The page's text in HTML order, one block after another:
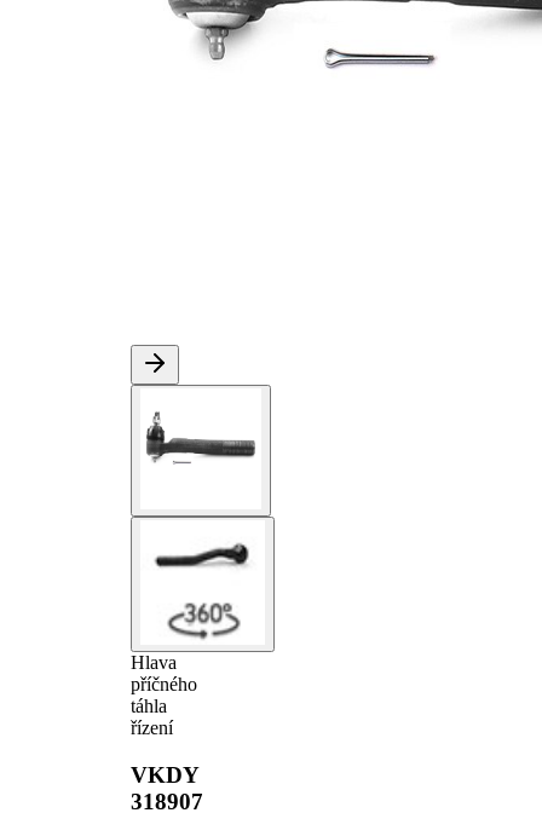
Hlava
příčného
táhla
řízení
VKDY
318907